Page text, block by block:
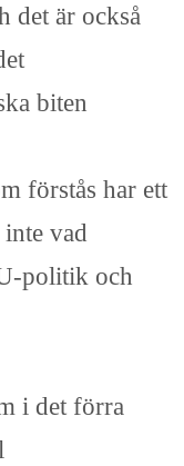
det är också
biten
förstås har ett
vad
politik och
i det förra